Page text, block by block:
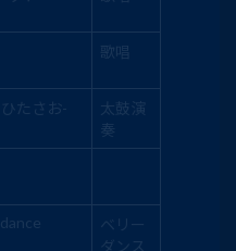
歌唱
たさお-
太鼓演
奏
ベリー
ダンス